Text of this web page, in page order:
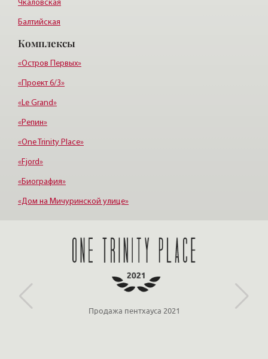
Чкаловская
Балтийская
Старая деревня
Удельная
Комплексы
«Остров Первых»
«Проект 6/3»
«Le Grand»
«Репин»
«One Trinity Place»
«Fjord»
«Биография»
«Дом на Мичуринской улице»
Продажа пентхауса 2021